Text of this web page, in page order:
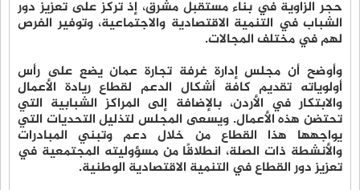
حجر الزاوية في بناء مستقبل مشرق، إذ تركز على تعزيز دور
الشباب في التنمية الاقتصادية والاجتماعية، وتوفير الفرص
لهم في مختلف المجالات.
وأوضح أن مجلس إدارة غرفة تجارة عمان يضع على رأس
أولوياته تقديم كافة أشكال الدعم لقطاع ريادة الأعمال
والابتكار في الأردن، بالإضافة إلى المراكز الشبابية التي
تحتضن هذه الأعمال. ويسعى المجلس لتذليل التحديات التي
يواجهها هذا القطاع من خلال دعم وتبني المبادرات
والأنشطة ذات الصلة، انطلاقًا من مسؤوليته المجتمعية في
تعزيز دور القطاع في التنمية الاقتصادية الوطنية.